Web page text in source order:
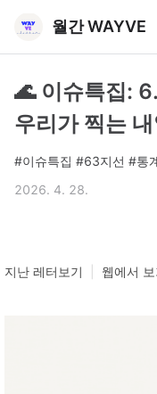
월간 WAYVE
🌊 이슈특집:
우리가 찍는
#이슈특집 #63지선 #통
2026. 4. 28.
지난 레터보기 웹에서 보